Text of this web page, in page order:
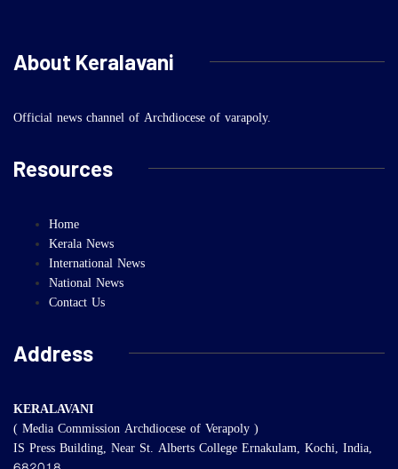
About Keralavani
Official news channel of Archdiocese of varapoly.
Resources
Home
Kerala News
International News
National News
Contact Us
Address
KERALAVANI
( Media Commission Archdiocese of Verapoly )
IS Press Building, Near St. Alberts College Ernakulam, Kochi, India,